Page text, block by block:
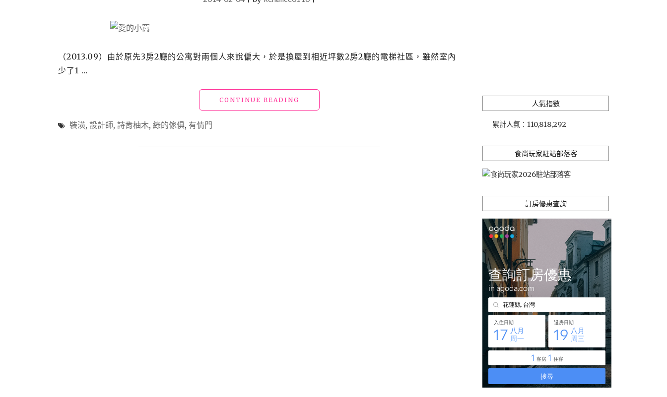
（2013.09）由於原先3房2廳的公寓對兩個人來說偏大，於是換屋到相近坪數2房2廳的電梯社區，雖然室內
少了1 …
CONTINUE READING
KEN&ALICE
裝潢, 設計師, 詩肯柚木, 綠的傢俱, 有情門
人氣指數
累計人氣： 110,818,292
食尚玩家駐站部落客
訂房優惠查詢